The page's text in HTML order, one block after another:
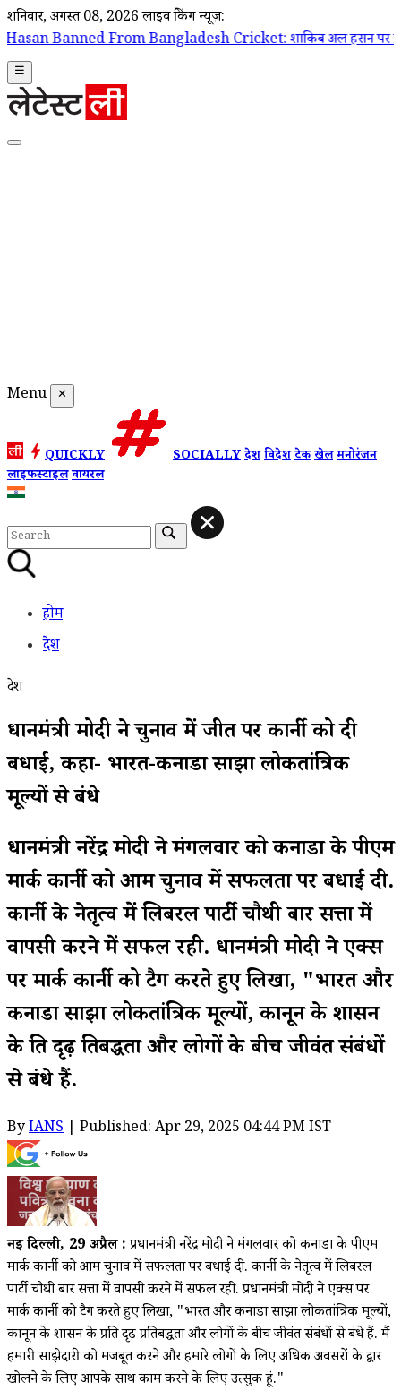
शनिवार, अगस्त 08, 2026 लाइव ब्रेकिंग न्यूज़:
From Bangladesh Cricket: शाकिब अल हसन पर बांग्लादेश क्रिकेट
☰
Menu ✕
QUICKLY SOCIALLYदेशविदेशटेकखेलमनोरंजन
लाइफस्टाइलवायरल
होम
देश
देश
प्रधानमंत्री मोदी ने चुनाव में जीत पर कार्नी को दी
बधाई, कहा- भारत-कनाडा साझा लोकतांत्रिक
मूल्यों से बंधे
प्रधानमंत्री नरेंद्र मोदी ने मंगलवार को कनाडा के पीएम
मार्क कार्नी को आम चुनाव में सफलता पर बधाई दी.
कार्नी के नेतृत्व में लिबरल पार्टी चौथी बार सत्ता में
वापसी करने में सफल रही. प्रधानमंत्री मोदी ने एक्स
पर मार्क कार्नी को टैग करते हुए लिखा, "भारत और
कनाडा साझा लोकतांत्रिक मूल्यों, कानून के शासन
के प्रति दृढ़ प्रतिबद्धता और लोगों के बीच जीवंत संबंधों
से बंधे हैं.
ByIANS | Published: Apr 29, 2025 04:44 PM IST
नई दिल्ली, 29 अप्रैल :प्रधानमंत्री नरेंद्र मोदी ने मंगलवार को कनाडा के पीएम
मार्क कार्नी को आम चुनाव में सफलता पर बधाई दी. कार्नी के नेतृत्व में लिबरल
पार्टी चौथी बार सत्ता में वापसी करने में सफल रही. प्रधानमंत्री मोदी ने एक्स पर
मार्क कार्नी को टैग करते हुए लिखा, "भारत और कनाडा साझा लोकतांत्रिक मूल्यों,
कानून के शासन के प्रति दृढ़ प्रतिबद्धता और लोगों के बीच जीवंत संबंधों से बंधे हैं. मैं
हमारी साझेदारी को मजबूत करने और हमारे लोगों के लिए अधिक अवसरों के द्वार
खोलने के लिए आपके साथ काम करने के लिए उत्सुक हूं."